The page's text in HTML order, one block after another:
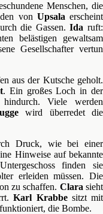
Menschen, die
von Upsala erscheint
die Gassen.Ida ruft:
belästigen gewaltsam
Gesellschafter vertun
aus der Kutsche geholt.
. Ein großes Loch in der
Viele werden
wird überredet die
Druck, wie bei einer
Hinweise auf bekannte
finden sie
erleiden müssen. Die
zu schaffen. Clara sieht
Karl Krabbesitzt mit
die Bombe.